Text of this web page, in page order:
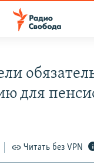
для
Читать без VPN